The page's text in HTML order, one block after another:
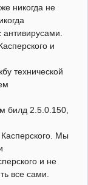
никогда не
и
технической
билд 2.5.0.150,
Касперского. Мы
и не
все сами.